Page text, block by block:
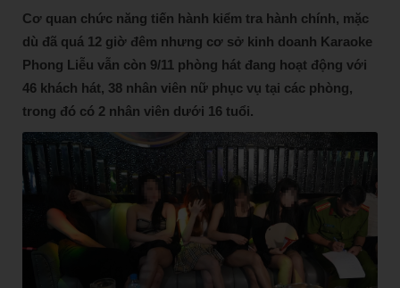
Cơ quan chức năng tiến hành kiểm tra hành chính, mặc
dù đã quá 12 giờ đêm nhưng cơ sở kinh doanh Karaoke
Phong Liễu vẫn còn 9/11 phòng hát đang hoạt động với
46 khách hát, 38 nhân viên nữ phục vụ tại các phòng,
trong đó có 2 nhân viên dưới 16 tuổi.